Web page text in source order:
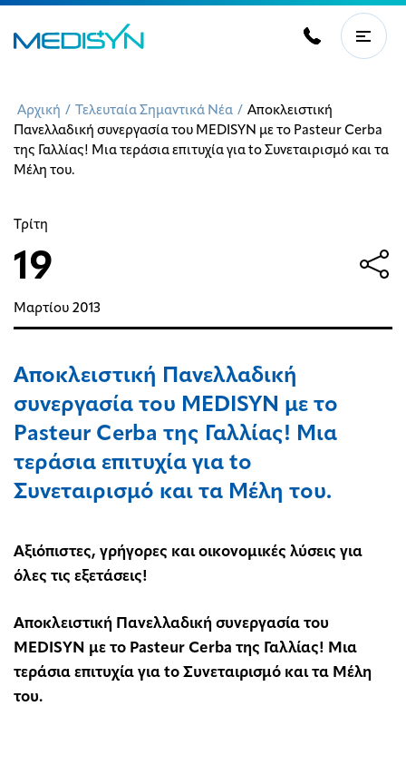
Αρχική / Τελευταία Σημαντικά Νέα / Αποκλειστική
Πανελλαδική συνεργασία του MEDISYN με το Pasteur Cerba
της Γαλλίας! Μια τεράσια επιτυχία για to Συνεταιρισμό και τα
Μέλη του.
Τρίτη
19
Μαρτίου 2013
Αποκλειστική Πανελλαδική
συνεργασία του MEDISYN με το
Pasteur Cerba της Γαλλίας! Μια
τεράσια επιτυχία για to
Συνεταιρισμό και τα Μέλη του.
Αξιόπιστες, γρήγορες και οικονομικές λύσεις για
όλες τις εξετάσεις!
Αποκλειστική Πανελλαδική συνεργασία του
MEDISYN με το Pasteur Cerba της Γαλλίας! Μια
τεράσια επιτυχία για to Συνεταιρισμό και τα Μέλη
του.